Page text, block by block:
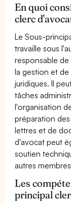
En quoi
clerc
Le Sous-
travaille sous
responsable
la gestion et
juridiques. Il
tâches
l'organisation
préparation
lettres et de
d'avocat peut
soutien
autres
Les
principal